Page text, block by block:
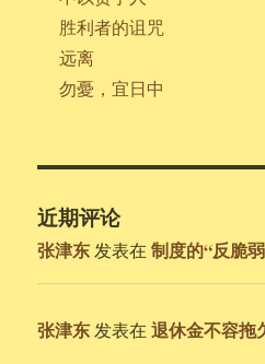
胜利者的诅咒
远离
勿憂，宜日中
近期评论
张津东 发表在制度的“反脆
张津东 发表在退休金不容拖